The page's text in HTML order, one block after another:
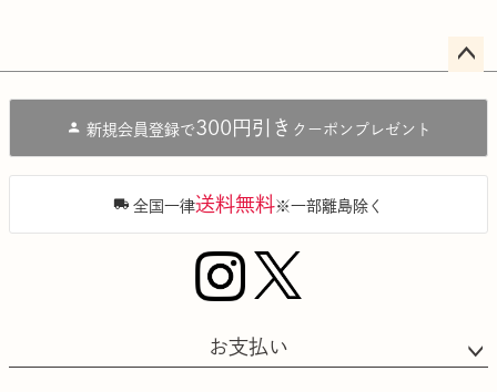
へ
新規会員登録で300円引き クーポンプレゼント
全国一律送料無料※一部離島除く
お支払い